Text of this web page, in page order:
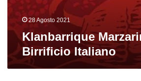
28 Agosto 2021
Klanbarrique
Birrificio Italiano